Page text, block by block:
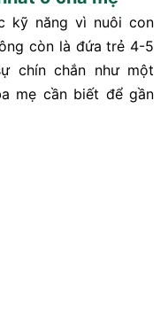
kỹ năng vì nuôi con
còn là đứa trẻ 4-5
chín chắn như một
mẹ cần biết để gần